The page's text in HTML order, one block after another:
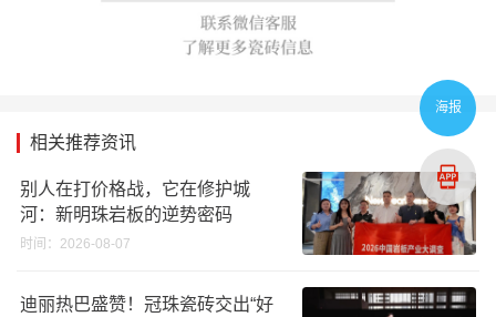
相关推荐资讯
别人在打价格战，它在修护城
河：新明珠岩板的逆势密码
时间：2026-08-07
迪丽热巴盛赞！冠珠瓷砖交出“好
海报